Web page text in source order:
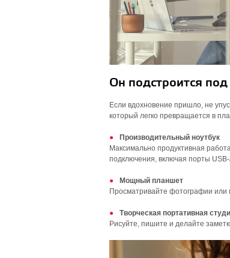
Он подстроится под
Если вдохновение пришло, не
который легко превращается в
Производительный ноутбук
Максимально продуктивная
подключения, включая порты
Мощный планшет
Просматривайте фотографии
Творческая портативная
Рисуйте, пишите и делайте